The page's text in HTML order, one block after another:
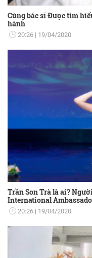
Cùng bác sĩ Được tìm
hành
20:26 19/04/2020
Trần Son Trà là ai?
International
20:26 19/04/2020